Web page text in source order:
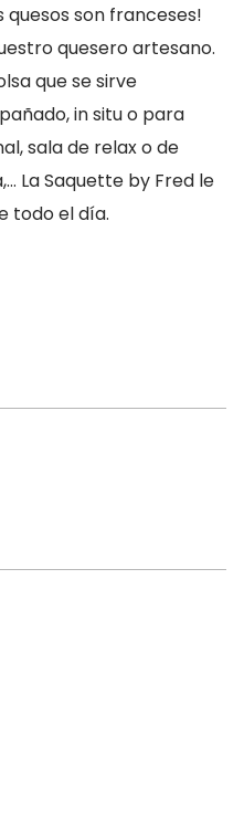
quesos son franceses!
quesero artesano.
que se sirve
in situ o para
sala de relax o de
La Saquette by Fred le
todo el día.